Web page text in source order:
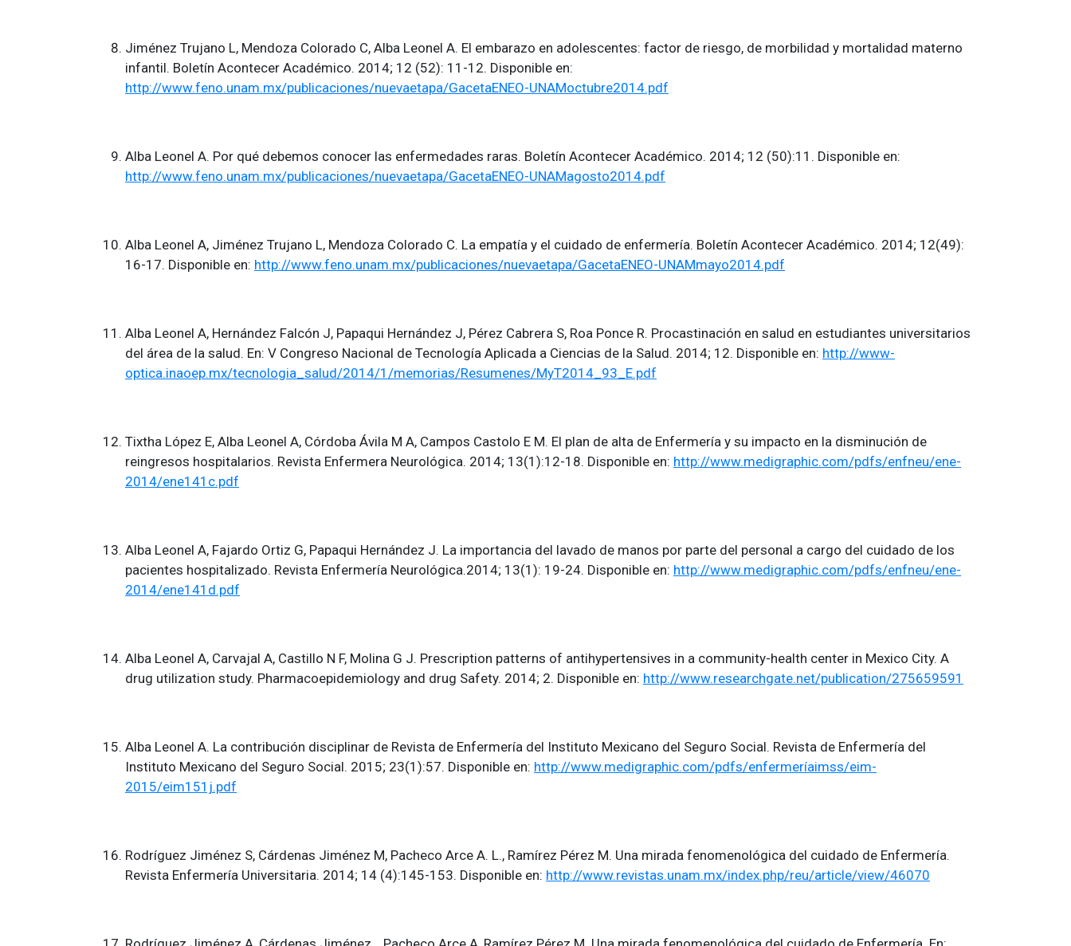
Jiménez Trujano L, Mendoza Colorado C, Alba Leonel A. El embarazo en adolescentes: factor de riesgo, de morbilidad y mortalidad materno
infantil. Boletín Acontecer Académico. 2014; 12 (52): 11-12. Disponible en:
http://www.feno.unam.mx/publicaciones/nuevaetapa/GacetaENEO-UNAMoctubre2014.pdf
Alba Leonel A. Por qué debemos conocer las enfermedades raras. Boletín Acontecer Académico. 2014; 12 (50):11. Disponible en:
http://www.feno.unam.mx/publicaciones/nuevaetapa/GacetaENEO-UNAMagosto2014.pdf
Alba Leonel A, Jiménez Trujano L, Mendoza Colorado C. La empatía y el cuidado de enfermería. Boletín Acontecer Académico. 2014; 12(49):
16-17. Disponible en: http://www.feno.unam.mx/publicaciones/nuevaetapa/GacetaENEO-UNAMmayo2014.pdf
Alba Leonel A, Hernández Falcón J, Papaqui Hernández J, Pérez Cabrera S, Roa Ponce R. Procastinación en salud en estudiantes universitarios
del área de la salud. En: V Congreso Nacional de Tecnología Aplicada a Ciencias de la Salud. 2014; 12. Disponible en: http://www-
optica.inaoep.mx/tecnologia_salud/2014/1/memorias/Resumenes/MyT2014_93_E.pdf
Tixtha López E, Alba Leonel A, Córdoba Ávila M A, Campos Castolo E M. El plan de alta de Enfermería y su impacto en la disminución de
reingresos hospitalarios. Revista Enfermera Neurológica. 2014; 13(1):12-18. Disponible en: http://www.medigraphic.com/pdfs/enfneu/ene-
2014/ene141c.pdf
Alba Leonel A, Fajardo Ortiz G, Papaqui Hernández J. La importancia del lavado de manos por parte del personal a cargo del cuidado de los
pacientes hospitalizado. Revista Enfermería Neurológica.2014; 13(1): 19-24. Disponible en: http://www.medigraphic.com/pdfs/enfneu/ene-
2014/ene141d.pdf
Alba Leonel A, Carvajal A, Castillo N F, Molina G J. Prescription patterns of antihypertensives in a community-health center in Mexico City. A
drug utilization study. Pharmacoepidemiology and drug Safety. 2014; 2. Disponible en: http://www.researchgate.net/publication/275659591
Alba Leonel A. La contribución disciplinar de Revista de Enfermería del Instituto Mexicano del Seguro Social. Revista de Enfermería del
Instituto Mexicano del Seguro Social. 2015; 23(1):57. Disponible en: http://www.medigraphic.com/pdfs/enfermeríaimss/eim-
2015/eim151j.pdf
Rodríguez Jiménez S, Cárdenas Jiménez M, Pacheco Arce A. L., Ramírez Pérez M. Una mirada fenomenológica del cuidado de Enfermería.
Revista Enfermería Universitaria. 2014; 14 (4):145-153. Disponible en: http://www.revistas.unam.mx/index.php/reu/article/view/46070